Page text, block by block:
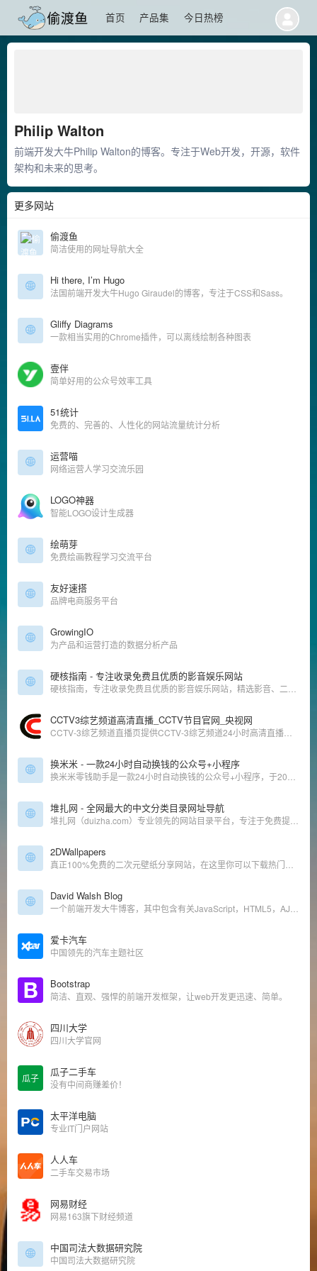
首页 产品集 今日热榜
Philip Walton
前端开发大牛Philip Walton的博客。专注于Web开发，开源，软件
架构和未来的思考。
更多网站
偷渡鱼
简洁使用的网址导航大全
Hi there, I’m Hugo
法国前端开发大牛Hugo Giraudel的博客，专注于CSS和Sass。
Gliffy Diagrams
一款相当实用的Chrome插件，可以离线绘制各种图表
壹伴
简单好用的公众号效率工具
51统计
免费的、完善的、人性化的网站流量统计分析
运营喵
网络运营人学习交流乐园
LOGO神器
智能LOGO设计生成器
绘萌芽
免费绘画教程学习交流平台
友好速搭
品牌电商服务平台
GrowingIO
为产品和运营打造的数据分析产品
硬核指南 - 专注收录免费且优质的影音娱乐网站
CCTV3综艺频道高清直播_CCTV节目官网_央视网
换米米 - 一款24小时自动换钱的公众号+小程序
堆扎网 - 全网最大的中文分类目录网址导航
2DWallpapers
David Walsh Blog
爱卡汽车
中国领先的汽车主题社区
Bootstrap
简洁、直观、强悍的前端开发框架，让web开发更迅速、简单。
四川大学
四川大学官网
瓜子 瓜子二手车
没有中间商赚差价！
太平洋电脑
专业IT门户网站
人人车
二手车交易市场
网易财经
网易163旗下财经频道
中国司法大数据研究院
中国司法大数据研究院